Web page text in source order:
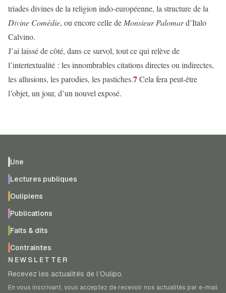
triades divines de la religion indo-européenne, la structure de la
Divine Comédie, ou encore celle de Monsieur Palomard’Italo
Calvino.
J’ai laissé de côté, dans ce survol, tout ce qui relève de
l’intertextualité : les innombrables citations directes ou indirectes,
les allusions, les parodies, les pastiches.7Cela fera peut-être
l’objet, un jour, d’un nouvel exposé.
Une
Lectures publiques
Oulipiens
Publications
Faits & dits
Contraintes
NEWSLETTER
Recevez les actualités de l’Oulipo.
En vous inscrivant, vous acceptez de recevoir nos actualités par e-mail